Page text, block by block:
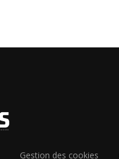
Gestion des cookies